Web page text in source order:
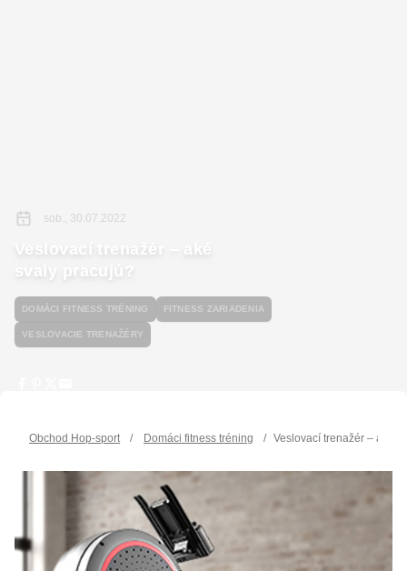
sob., 30.07.2022
Veslovací trenažér – aké
svaly pracujú?
DOMÁCI FITNESS TRÉNING FITNESS ZARIADENIA
VESLOVACIE TRENAŽÉRY
Obchod Hop-sport / Domáci fitness tréning / Veslovací trenažér – aké